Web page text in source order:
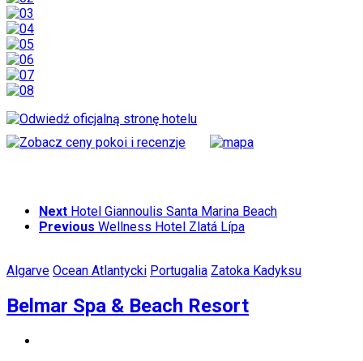
Next Hotel Giannoulis Santa Marina Beach
Previous Wellness Hotel Zlatá Lípa
Algarve Ocean Atlantycki Portugalia Zatoka Kadyksu
Belmar Spa & Beach Resort